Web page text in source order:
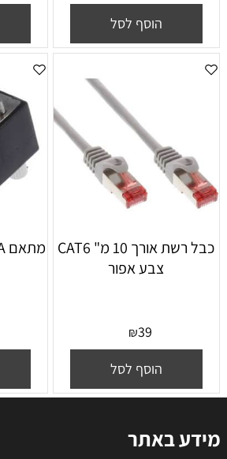
הוסף לסל
כבל רשת אורך 10 מ" CAT6
צבע אפור
₪39
הוסף לסל
מידע באתר